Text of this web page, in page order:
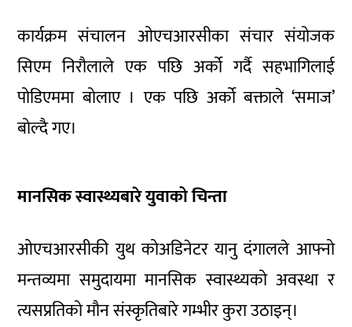
कार्यक्रम संचालन ओएचआरसीका संचार संयोजक
सिएम निरौलाले एक पछि अर्को गर्दै सहभागिलाई
पोडिएममा बोलाए । एक पछि अर्को बक्ताले ‘समाज’
बोल्दै गए।
मानसिक स्वास्थ्यबारे युवाको चिन्ता
ओएचआरसीकी युथ कोअडिनेटर यानु दंगालले आफ्नो
मन्तव्यमा समुदायमा मानसिक स्वास्थ्यको अवस्था र
त्यसप्रतिको मौन संस्कृतिबारे गम्भीर कुरा उठाइन्।